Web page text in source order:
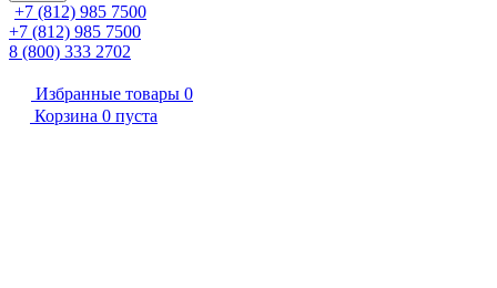
+7 (812) 985 7500
+7 (812) 985 7500
8 (800) 333 2702
Избранные товары 0
Корзина 0 пуста